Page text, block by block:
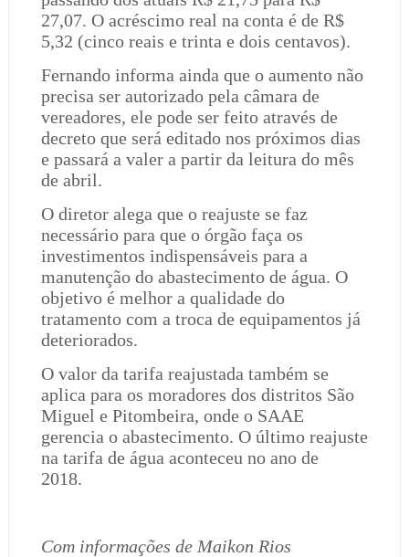
27,07. O acréscimo real na conta é de R$
5,32 (cinco reais e trinta e dois centavos).
Fernando informa ainda que o aumento não
precisa ser autorizado pela câmara de
vereadores, ele pode ser feito através de
decreto que será editado nos próximos dias
e passará a valer a partir da leitura do mês
de abril.
O diretor alega que o reajuste se faz
necessário para que o órgão faça os
investimentos indispensáveis para a
manutenção do abastecimento de água. O
objetivo é melhor a qualidade do
tratamento com a troca de equipamentos já
deteriorados.
O valor da tarifa reajustada também se
aplica para os moradores dos distritos São
Miguel e Pitombeira, onde o SAAE
gerencia o abastecimento. O último reajuste
na tarifa de água aconteceu no ano de
2018.
Com informações de Maikon Rios